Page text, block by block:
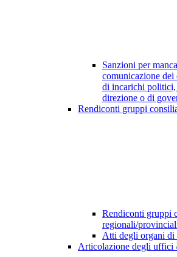
Sanzioni per
comunicazione dei
di incarichi
direzione o di
Rendiconti gruppi
Rendiconti gruppi
regionali/
Atti degli organi di
Articolazione degli uffici